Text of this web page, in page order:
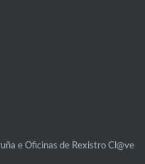
e Oficinas de Rexistro Cl@ve